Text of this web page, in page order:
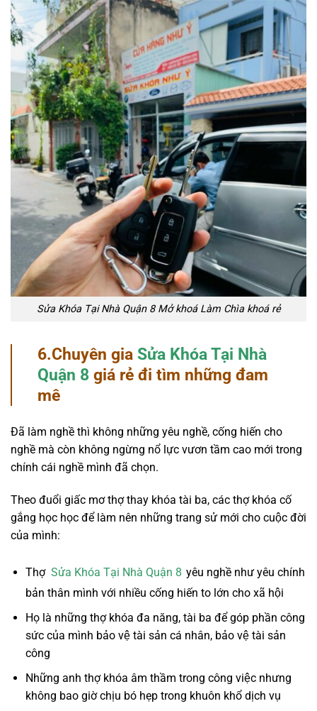
Sửa Khóa Tại Nhà Quận 8 Mở khoá Làm Chìa khoá rẻ
6.Chuyên gia Sửa Khóa Tại Nhà
Quận 8 giá rẻ đi tìm những đam
mê
Đã làm nghề thì không những yêu nghề, cống hiến cho
nghề mà còn không ngừng nổ lực vươn tầm cao mới trong
chính cái nghề mình đã chọn.
Theo đuổi giấc mơ thợ thay khóa tài ba, các thợ khóa cố
gắng học học để làm nên những trang sử mới cho cuộc đời
của mình:
Thợ Sửa Khóa Tại Nhà Quận 8 yêu nghề như yêu chính
bản thân mình với nhiều cống hiến to lớn cho xã hội
Họ là những thợ khóa đa năng, tài ba để góp phần công
sức của mình bảo vệ tài sản cá nhân, bảo vệ tài sản
công
Những anh thợ khóa âm thầm trong công việc nhưng
không bao giờ chịu bó hẹp trong khuôn khổ dịch vụ